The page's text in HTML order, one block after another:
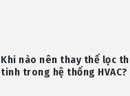
Khi nào nên thay thế lọc
tinh trong hệ thống HVAC?